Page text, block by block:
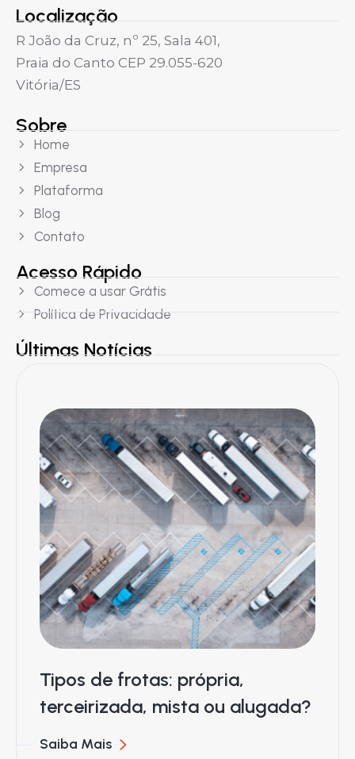
Localização
R João da Cruz, nº 25, Sala 401,
Praia do Canto CEP 29.055-620
Vitória/ES
Sobre
Home
Empresa
Plataforma
Blog
Contato
Acesso Rápido
Comece a usar Grátis
Política de Privacidade
Últimas Notícias
Tipos de frotas: própria,
terceirizada, mista ou alugada?
Saiba Mais